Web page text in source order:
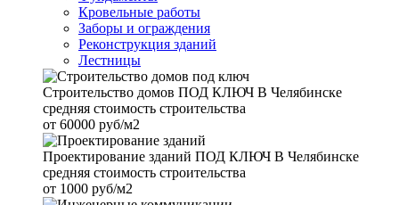
Кровельные работы
Заборы и ограждения
Реконструкция зданий
Лестницы
Строительство домов ПОД КЛЮЧ В Челябинске
средняя стоимость строительства
от 60000 руб/м2
Проектирование зданий ПОД КЛЮЧ В Челябинске
средняя стоимость строительства
от 1000 руб/м2